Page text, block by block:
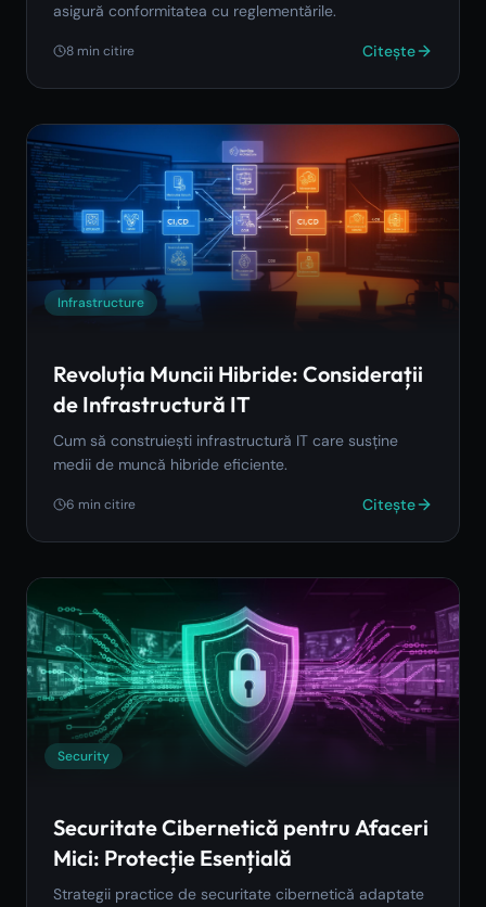
asigură conformitatea cu reglementările.
8 min citire Citește
Infrastructure
Revoluția Muncii Hibride: Considerații
de Infrastructură IT
Cum să construiești infrastructură IT care susține
medii de muncă hibride eficiente.
6 min citire Citește
Security
Securitate Cibernetică pentru Afaceri
Mici: Protecție Esențială
Strategii practice de securitate cibernetică adaptate